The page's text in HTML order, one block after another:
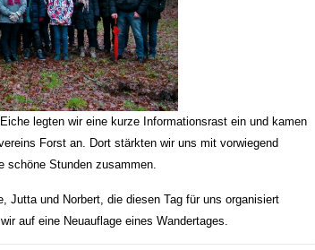
legten wir eine kurze Informationsrast ein und kamen
Forst an. Dort stärkten wir uns mit vorwiegend
schöne Stunden zusammen.
Jutta und Norbert, die diesen Tag für uns organisiert
auf eine Neuauflage eines Wandertages.